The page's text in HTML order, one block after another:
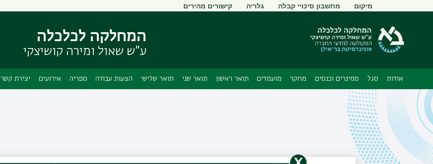
העיקרי
ניווט
ראשי
תפריט
מיקום מחשבון סיכויי קבלה גלריה קישורים מהירים
המחלקה לכלכלה
ע"ש שאול ומירה קושיצקי
אודות סגל סמינרים וכנסים מחקר מועמדים תואר ראשון תואר שני תואר שלישי הצעות עבודה ספריה אירועים יצירת קשר